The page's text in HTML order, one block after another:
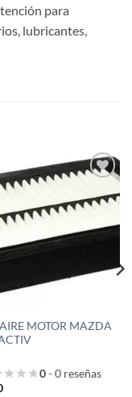
para
lubricantes,
MOTOR MAZDA
0- 0 reseñas